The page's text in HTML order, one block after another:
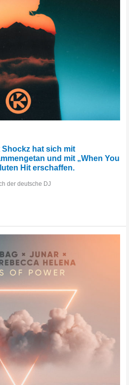
Shockz hat sich mit
und mit „When You
Hit erschaffen.
der deutsche DJ